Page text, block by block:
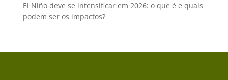
El Niño deve se intensificar em 2026: o que é e quais
podem ser os impactos?